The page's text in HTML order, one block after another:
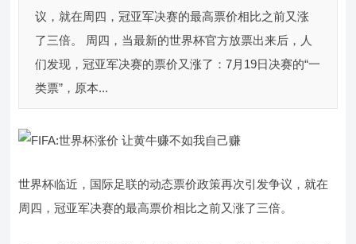
议，就在周四，冠亚军决赛的最高票价相比之前又涨
了三倍。 周四，当最新的世界杯官方放票出来后，人
们发现，冠亚军决赛的票价又涨了：7月19日决赛的“一
类票”，原本...
世界杯临近，国际足联的动态票价政策再次引发争议，就在
周四，冠亚军决赛的最高票价相比之前又涨了三倍。